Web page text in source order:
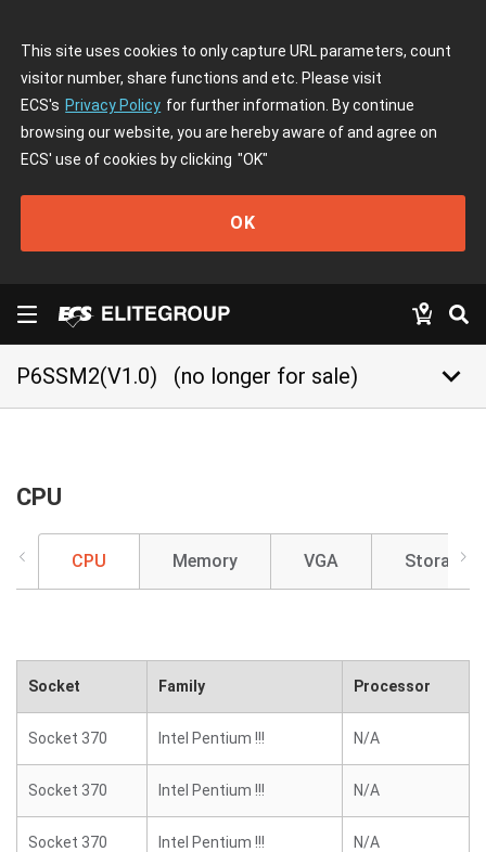
This site uses cookies to only capture URL parameters, count
visitor number, share functions and etc. Please visit
ECS's Privacy Policy for further information. By continue
browsing our website, you are hereby aware of and agree on
ECS' use of cookies by clicking "OK"
OK
P6SSM2(V1.0) (no longer for sale) keyboard_arrow_down
CPU
CPU Memory VGA Storage
Socket Family Processor
Socket 370 Intel Pentium !!! N/A
Socket 370 Intel Pentium !!! N/A
Socket 370 Intel Pentium !!! N/A